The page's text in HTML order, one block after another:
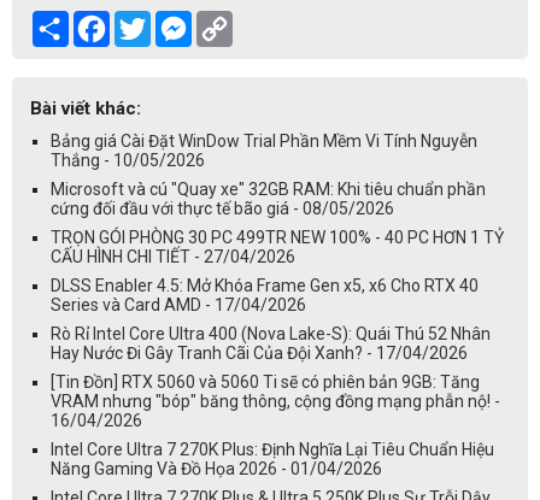
Share Facebook
TwitterMessenger
Bài viết khác:
Bảng giá Cài Đặt WinDow Trial Phần Mềm Vi Tính Nguyễn
Thắng - 10/05/2026
Microsoft và cú "Quay xe" 32GB RAM: Khi tiêu chuẩn phần
cứng đối đầu với thực tế bão giá - 08/05/2026
TRỌN GÓI PHÒNG 30 PC 499TR NEW 100% - 40 PC HƠN 1 TỶ
CẤU HÌNH CHI TIẾT - 27/04/2026
DLSS Enabler 4.5: Mở Khóa Frame Gen x5, x6 Cho RTX 40
Series và Card AMD - 17/04/2026
Rò Rỉ Intel Core Ultra 400 (Nova Lake-S): Quái Thú 52 Nhân
Hay Nước Đi Gây Tranh Cãi Của Đội Xanh? - 17/04/2026
[Tin Đồn] RTX 5060 và 5060 Ti sẽ có phiên bản 9GB: Tăng
VRAM nhưng "bóp" băng thông, cộng đồng mạng phẫn nộ! -
16/04/2026
Intel Core Ultra 7 270K Plus: Định Nghĩa Lại Tiêu Chuẩn Hiệu
Năng Gaming Và Đồ Họa 2026 - 01/04/2026